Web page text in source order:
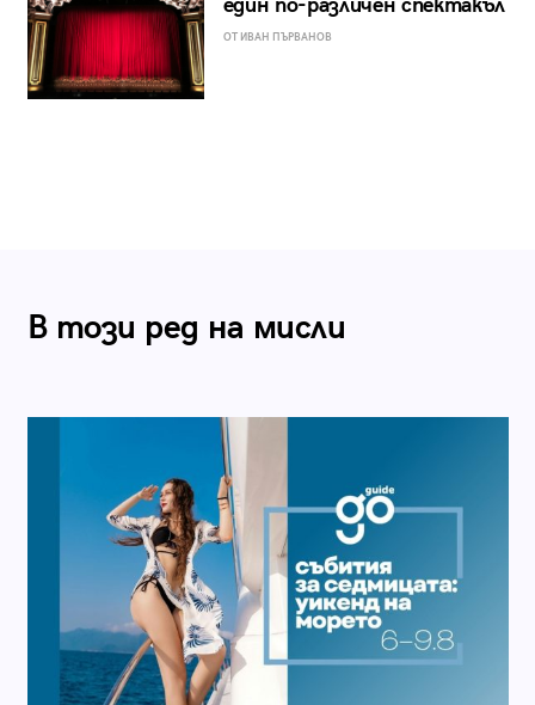
един по-различен спектакъл
ОТ ИВАН ПЪРВАНОВ
В този ред на мисли